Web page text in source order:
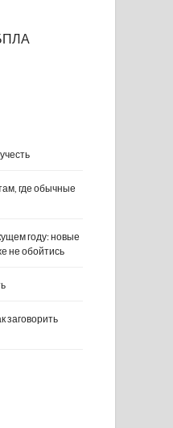
где обычные
году: новые
не обойтись
заговорить